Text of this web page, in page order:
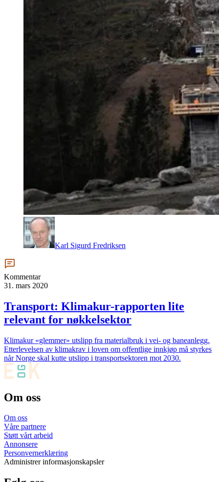
Karl Sigurd Fredriksen
Kommentar
31. mars 2020
Transport: Klimakur-rapporten lite
relevant for nøkkelsektor
Klimakur «glemmer» utslipp fra materialbruk i vei- og baneanlegg.
Etterlevelsen av klimakrav i loven om offentlige innkjøp må styrkes
når Norge skal kutte utslipp i transportsektoren mot 2030.
Om oss
Om oss
Våre partnere
Støtt vårt arbeid
Annonsere
Personvernerklæring
Administrer informasjonskapsler